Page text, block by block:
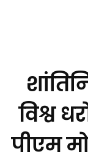
विश्व
पीएम